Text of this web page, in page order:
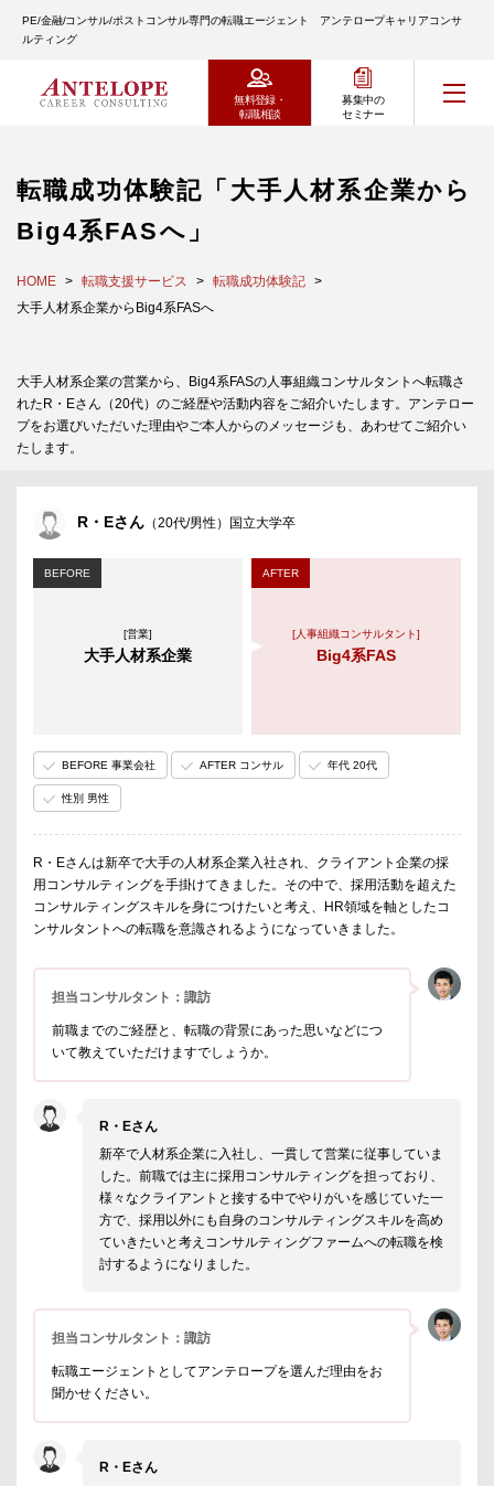
PE/金融/コンサル/ポストコンサル専門の転職エージェント アンテロープキャリアコンサ
ルティング
無料登録・
転職相談
募集中の
セミナー
転職成功体験記「大手人材系企業から
Big4系FASへ」
HOME 転職支援サービス
転職成功体験記
大手人材系企業からBig4系FASへ
大手人材系企業の営業から、Big4系FASの人事組織コンサルタントへ転職さ
れたR・Eさん（20代）のご経歴や活動内容をご紹介いたします。アンテロー
プをお選びいただいた理由やご本人からのメッセージも、あわせてご紹介い
たします。
R・Eさん （20代/男性）国立大学卒
BEFORE
[営業]
大手人材系企業
AFTER
[人事組織コンサルタント]
Big4系FAS
BEFORE 事業会社 AFTER コンサル 年代 20代
性別 男性
R・Eさんは新卒で大手の人材系企業入社され、クライアント企業の採
用コンサルティングを手掛けてきました。その中で、採用活動を超えた
コンサルティングスキルを身につけたいと考え、HR領域を軸としたコ
ンサルタントへの転職を意識されるようになっていきました。
担当コンサルタント：諏訪
前職までのご経歴と、転職の背景にあった思いなどにつ
いて教えていただけますでしょうか。
R・Eさん
新卒で人材系企業に入社し、一貫して営業に従事していま
した。前職では主に採用コンサルティングを担っており、
様々なクライアントと接する中でやりがいを感じていた一
方で、採用以外にも自身のコンサルティングスキルを高め
ていきたいと考えコンサルティングファームへの転職を検
討するようになりました。
担当コンサルタント：諏訪
転職エージェントとしてアンテロープを選んだ理由をお
聞かせください。
R・Eさん